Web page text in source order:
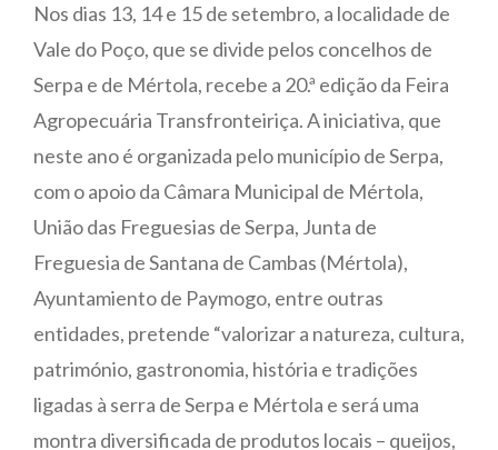
Nos dias 13, 14 e 15 de setembro, a localidade de
Vale do Poço, que se divide pelos concelhos de
Serpa e de Mértola, recebe a 20.ª edição da Feira
Agropecuária Transfronteiriça. A iniciativa, que
neste ano é organizada pelo município de Serpa,
com o apoio da Câmara Municipal de Mértola,
União das Freguesias de Serpa, Junta de
Freguesia de Santana de Cambas (Mértola),
Ayuntamiento de Paymogo, entre outras
entidades, pretende “valorizar a natureza, cultura,
património, gastronomia, história e tradições
ligadas à serra de Serpa e Mértola e será uma
montra diversificada de produtos locais – queijos,